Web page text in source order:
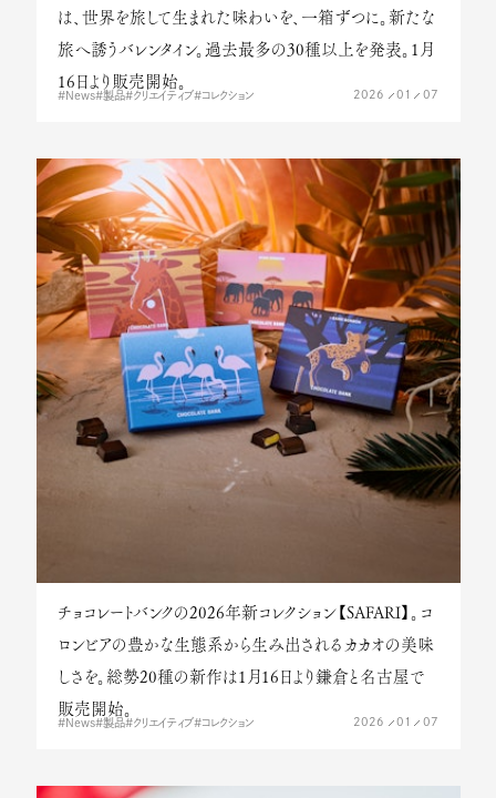
は、世界を旅して生まれた味わいを、一箱ずつに。新たな
旅へ誘うバレンタイン。過去最多の30種以上を発表。1月
16日より販売開始。
2026 01 07
News 製品 クリエイティブ コレクション
チョコレートバンクの2026年新コレクション【SAFARI】。コ
ロンビアの豊かな生態系から生み出されるカカオの美味
しさを。総勢20種の新作は1月16日より鎌倉と名古屋で
販売開始。
2026 01 07
News 製品 クリエイティブ コレクション